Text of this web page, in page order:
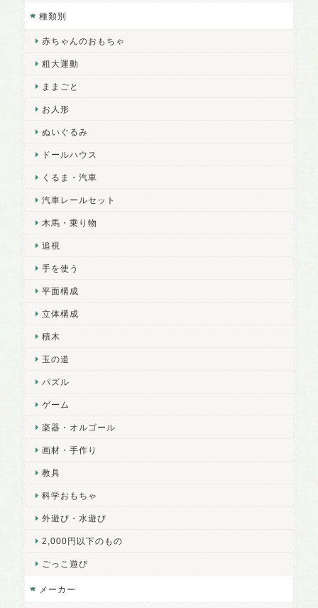
種類別
赤ちゃんのおもちゃ
粗大運動
ままごと
お人形
ぬいぐるみ
ドールハウス
くるま・汽車
汽車レールセット
木馬・乗り物
追視
手を使う
平面構成
立体構成
積木
玉の道
パズル
ゲーム
楽器・オルゴール
画材・手作り
教具
科学おもちゃ
外遊び・水遊び
2,000円以下のもの
ごっこ遊び
メーカー